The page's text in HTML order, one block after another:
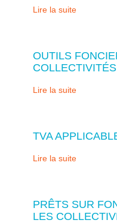
Lire la suite
OUTILS
Lire la suite
TVA
Lire la suite
PRÊTS SUR
LES